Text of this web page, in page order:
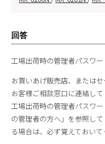
回答
工場出荷時の管理者パスワ
お買いあげ販売店、または
お客様ご相談窓口に連絡して
工場出荷時の管理者パスワ
の管理者の方へ」を参照し
る場合は、必ず覚えておいて